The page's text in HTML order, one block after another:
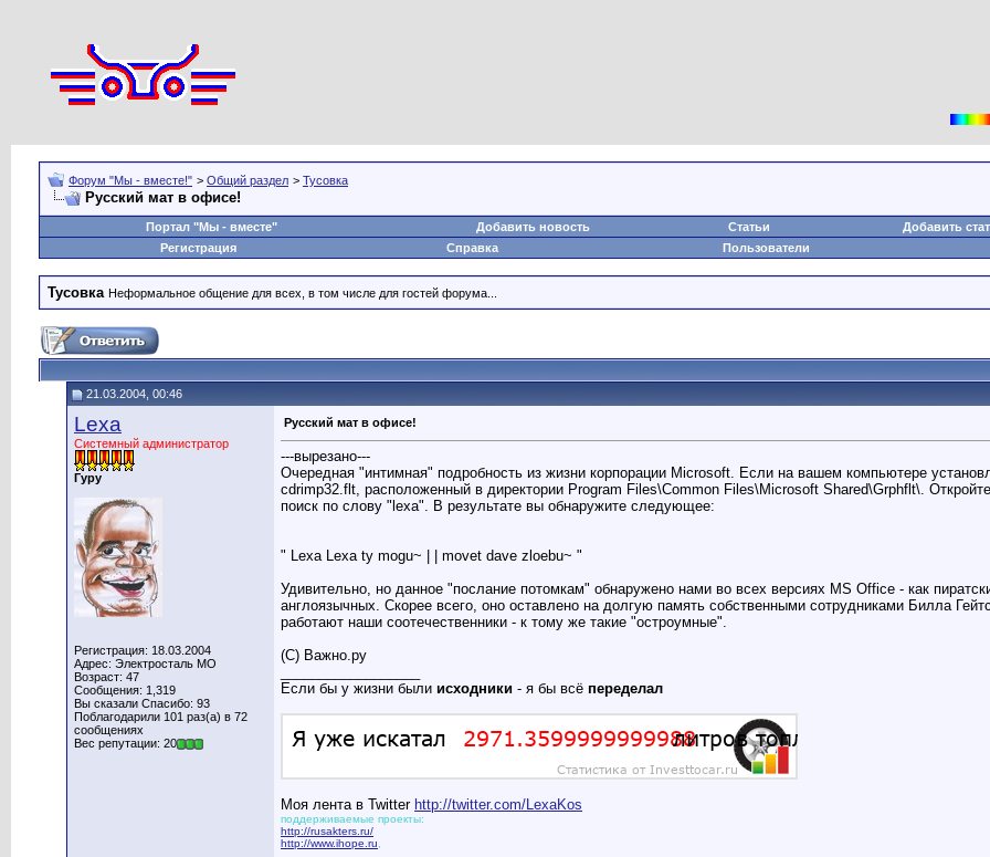
Форум "Мы - вместе!" > Общий раздел > Тусовка
Русский мат в офисе!
Портал "Мы - вместе" Добавить новость Статьи
Добавить
Регистрация
Справка Пользователи
Тусовка Неформальное общение для всех, в том числе для гостей форума...
21.03.2004, 00:46
Lexa
Системный администратор
Гуру
Регистрация: 18.03.2004
Адрес: Электросталь МО
Возраст: 47
Сообщения: 1,319
Вы сказали Спасибо: 93
Поблагодарили 101 раз(а) в 72
сообщениях
Вес репутации: 20
Русский мат в офисе!
---вырезано---
Очередная "интимная" подробность из жизни корпорации Microsoft. Если на вашем компьютере
cdrimp32.flt, расположенный в директории Program Files\Common Files\Microsoft Shared\Grphflt\.
поиск по слову "lexa". В результате вы обнаружите следующее:
" Lexa Lexa ty mogu~ | | movet dave zloebu~ "
Удивительно, но данное "послание потомкам" обнаружено нами во всех версиях MS Office - как
англоязычных. Скорее всего, оно оставлено на долгую память собственными сотрудниками Билла
работают наши соотечественники - к тому же такие "остроумные".
(С) Важно.ру
Если бы у жизни были исходники - я бы всё переделал
Моя лента в Twitter http://twitter.com/LexaKos
поддерживаемые проекты:
http://rusakters.ru/
http://www.ihope.ru,